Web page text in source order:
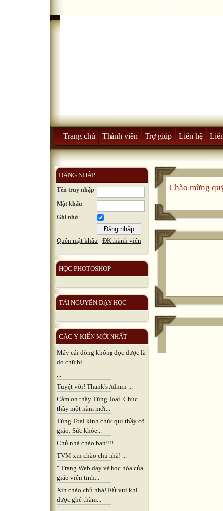
Trang chủ Thành viên Trợ giúp Liên hệ
ĐĂNG NHẬP
Tên truy nhập
Mật khẩu
Ghi nhớ
Quên mật khẩu ĐK thành viên
HỌC PHOTOSHOP
TÀI NGUYÊN DẠY HỌC
CÁC Ý KIẾN MỚI NHẤT
Mấy cái dòng không đọc được là
do chữ bị...
...
Tuyệt vời! Thank's Admin ...
Cảm ơn thầy Tùng Toại. Chúc
thầy một năm mới...
Tùng Toại kính chúc quí thầy cô
giáo: Sức khỏe...
Chủ nhà chào bạn!!!!...
TVM xin chào chủ nhà! ...
" Trang Web dạy và học hóa của
giáo viên tỉnh...
Xin chào chủ nhà! Rất vui khi
được ghé thăm...
Chào mừng